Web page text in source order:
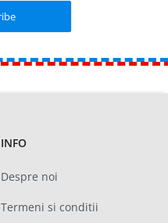
INFO
Despre noi
Termeni si conditii